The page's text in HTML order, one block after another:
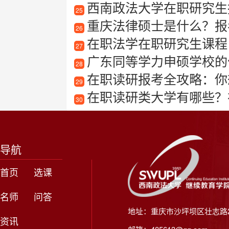
25 西南政法大学在职研究生
26 重庆法律硕士是什么？
27 在职法学在职研究生课程
28 广东同等学力申硕学校
29 在职读研报考全攻略：
30 在职读研类大学有哪些
导航
首页
选课
名师
问答
资讯
地址：重庆市沙坪坝区壮志